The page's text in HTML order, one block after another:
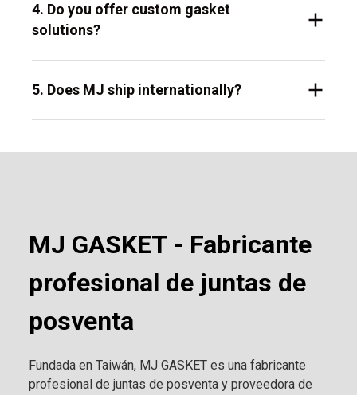
4. Do you offer custom gasket
solutions?
5. Does MJ ship internationally?
MJ GASKET - Fabricante
profesional de juntas de
posventa
Fundada en Taiwán, MJ GASKET es una fabricante
profesional de juntas de posventa y proveedora de